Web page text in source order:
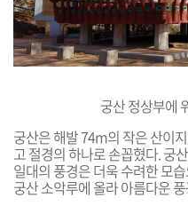
궁산 정상부에
궁산은 해발 74m의 작은 산이
고 절경의 하나로 손꼽혔다. 궁
일대의 풍경은 더욱 수려한 모
궁산 소악루에 올라 아름다운